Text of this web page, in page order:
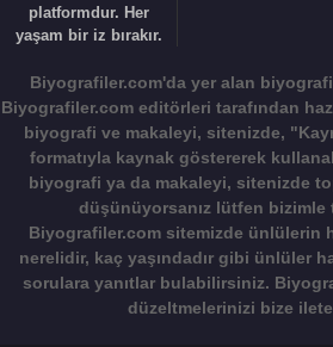
platformdur. Her
yaşam bir iz bırakır.
Biyografiler.com'da yer alan
Biyografiler.com editörleri tarafından
biyografi ve makaleyi, sitenizde,
formatıyla kaynak göstererek
biyografi ya da makaleyi, sitenizde
düşünüyorsanız lütfen bizimle
Biyografiler.com sitemizde ünlülerin
nerelidir, kaç yaşındadır gibi ünlüler
sorulara yanıtlar bulabilirsiniz.
düzeltmelerinizi bize